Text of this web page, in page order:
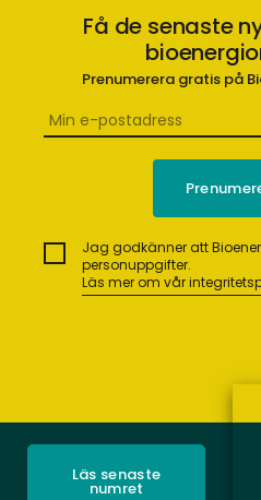
Få de senaste
Prenumerera gratis på
Jag godkänner att
personuppgifter.
Läs mer om vår
Läs senaste
numret